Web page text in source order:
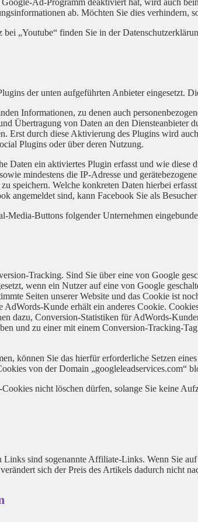
Ad-Programm deaktiviert hat, wird auch
ab. Möchten Sie dies verhindern,
„Youtube“ finden Sie in der
der unten aufgeführten Anbieter eingesetzt.
Informationen, zu denen auch
Übertragung von Daten an den
Erst durch diese Aktivierung des Plugins wird
Plugins oder über deren Nutzung.
Daten ein aktiviertes Plugin erfasst und wie
mindestens die IP-Adresse und
speichern. Welche konkreten Daten hierbei
angemeldet sind, kann Facebook Sie als
Media-Buttons folgender Unternehmen
Tracking. Sind Sie über eine von Google
wenn ein Nutzer auf eine von Google
Seiten unserer Website und das Cookie ist
AdWords-Kunde erhält ein anderes Cookie.
dazu, Conversion-Statistiken für AdWords-
und zu einer mit einem Conversion-Tracking-
können Sie das hierfür erforderliche Setzen
von der Domain „googleleadservices.com“
nicht löschen dürfen, solange Sie keine
sind sogenannte Affiliate-Links. Wenn Sie
sich der Preis des Artikels dadurch nicht